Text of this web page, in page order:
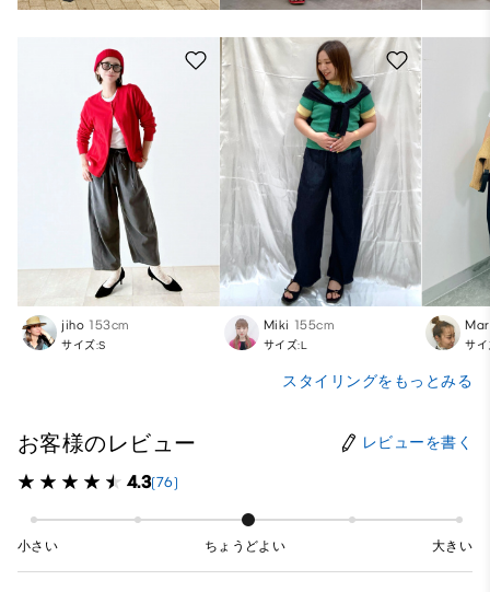
jiho 153cm
サイズ:S
Miki 155cm
サイズ:L サ
スタイリングをもっとみる
お客様のレビュー レビューを書く
4.3(76)
小さい ちょうどよい 大きい